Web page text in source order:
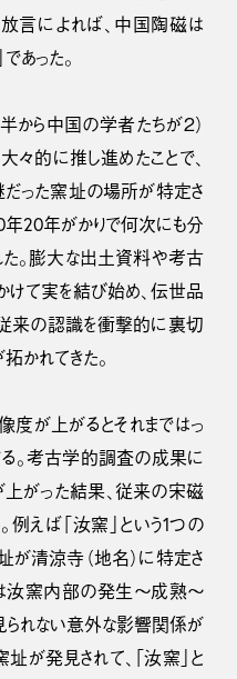
言によれば、中国陶磁は
あった。
ら中国の学者たちが２）
的に推し進めたことで、
だった窯址の場所が特定さ
年20年がかりで何次にも分
。膨大な出土資料や考古
て実を結び始め、伝世品
来の認識を衝撃的に裏切
かれてきた。
度が上がるとそれまではっ
る。考古学的調査の成果に
がった結果、従来の宋磁
えば「汝窯」という1つの
が清涼寺（地名）に特定さ
汝窯内部の発生〜成熟〜
れない意外な影響関係が
が発見されて、「汝窯」と